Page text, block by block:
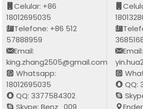
Celular: +86
18012695035
Telefone: +86 512
57888959
Email:
king.zhang2505@gmail.com
Whatsapp:
18012695035
QQ: 3377584302
Skype: Benz_009
Email:
QQ: